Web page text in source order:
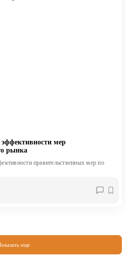
мер
рынка
правительственных мер по
еще